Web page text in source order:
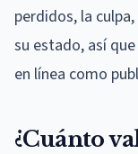
perdidos, la
su estado, así
en línea como
¿Cuánto